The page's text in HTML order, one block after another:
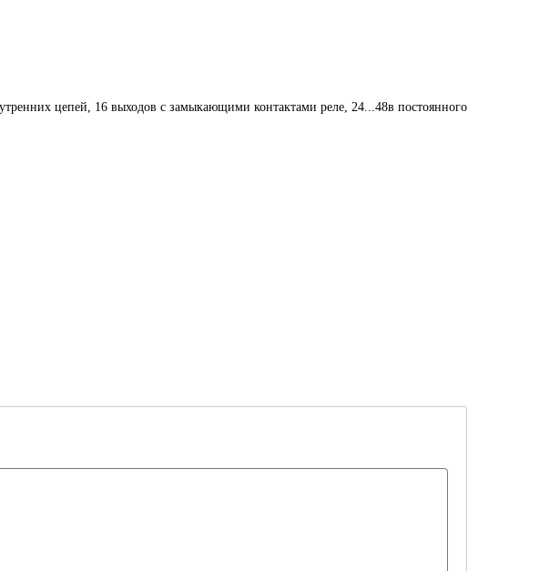
цепей, 16 выходов с замыкающими контактами реле, 24...48в постоянного